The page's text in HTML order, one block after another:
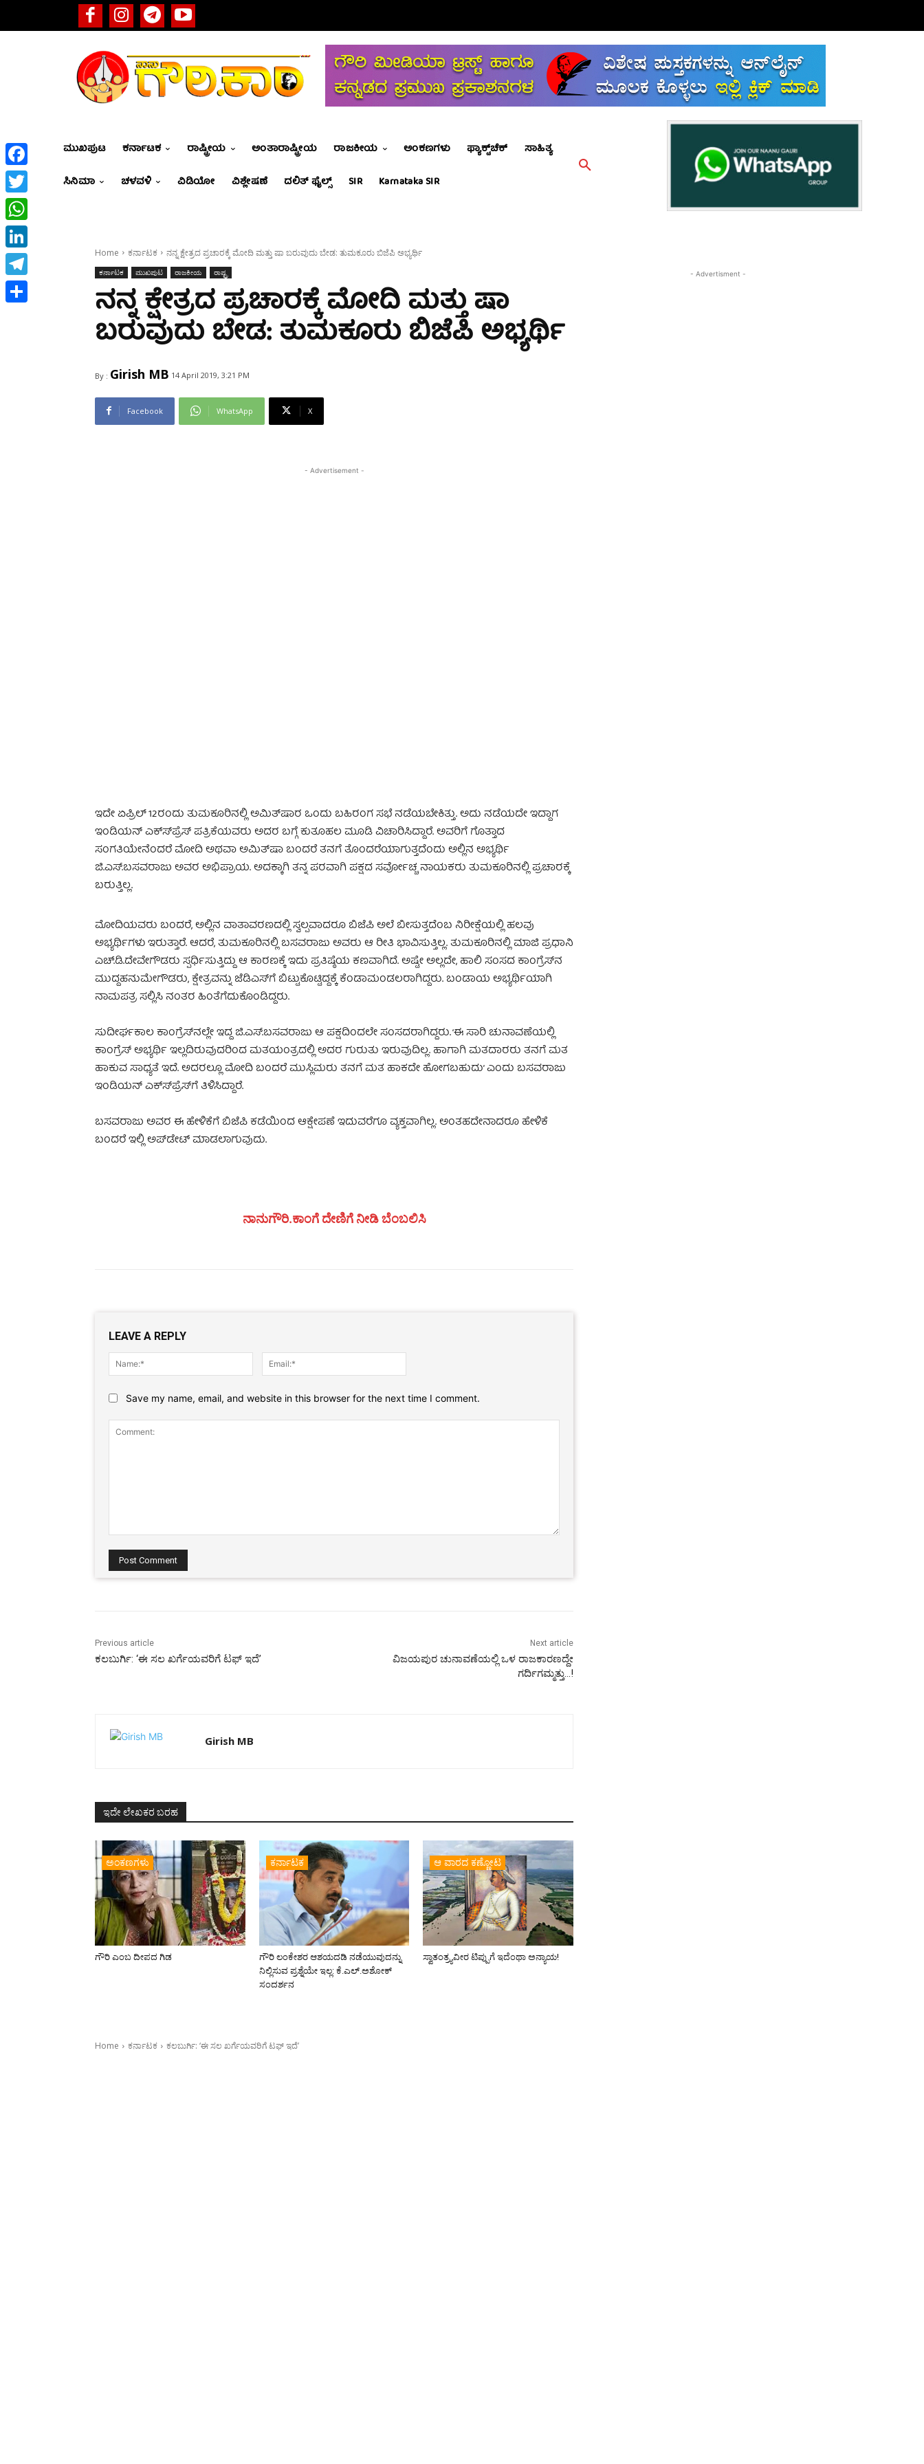
ಮುಖಪುಟ ಕರ್ನಾಟಕ ರಾಷ್ಟ್ರೀಯ ಅಂತಾರಾಷ್ಟ್ರೀಯ ರಾಜಕೀಯ ಅಂಕಣಗಳು ಫ್ಯಾಕ್ಟ್‌ಚೆಕ್
ಸಾಹಿತ್ಯ
ಸಿನಿಮಾ
ಚಳವಳಿ ವಿಡಿಯೋ ವಿಶ್ಲೇಷಣೆ ದಲಿತ್ ಫೈಲ್ಸ್ SIR Karnataka SIR
Home ಕರ್ನಾಟಕ ನನ್ನ ಕ್ಷೇತ್ರದ ಪ್ರಚಾರಕ್ಕೆ ಮೋದಿ ಮತ್ತು ಷಾ ಬರುವುದು ಬೇಡ: ತುಮಕೂರು ಬಿಜೆಪಿ ಅಭ್ಯರ್ಥಿ
ಕರ್ನಾಟಕ ಮುಖಪುಟ ರಾಜಕೀಯ ರಾಷ್ಟ್ರ
ನನ್ನ ಕ್ಷೇತ್ರದ ಪ್ರಚಾರಕ್ಕೆ ಮೋದಿ ಮತ್ತು ಷಾ
ಬರುವುದು ಬೇಡ: ತುಮಕೂರು ಬಿಜೆಪಿ ಅಭ್ಯರ್ಥಿ
By : Girish MB 14 April 2019, 3:21 PM
Facebook WhatsApp X
- Advertisement -
ಇದೇ ಏಪ್ರಿಲ್ 12ರಂದು ತುಮಕೂರಿನಲ್ಲಿ ಅಮಿತ್‍ಷಾರ ಒಂದು ಬಹಿರಂಗ ಸಭೆ ನಡೆಯಬೇಕಿತ್ತು. ಅದು ನಡೆಯದೇ ಇದ್ದಾಗ
ಇಂಡಿಯನ್ ಎಕ್ಸ್‍ಪ್ರೆಸ್ ಪತ್ರಿಕೆಯವರು ಅದರ ಬಗ್ಗೆ ಕುತೂಹಲ ಮೂಡಿ ವಿಚಾರಿಸಿದ್ದಾರೆ. ಅವರಿಗೆ ಗೊತ್ತಾದ
ಸಂಗತಿಯೇನೆಂದರೆ ಮೋದಿ ಅಥವಾ ಅಮಿತ್‍ಷಾ ಬಂದರೆ ತನಗೆ ತೊಂದರೆಯಾಗುತ್ತದೆಂದು ಅಲ್ಲಿನ ಅಭ್ಯರ್ಥಿ
ಜಿ.ಎಸ್.ಬಸವರಾಜು ಅವರ ಅಭಿಪ್ರಾಯ. ಅದಕ್ಕಾಗಿ ತನ್ನ ಪರವಾಗಿ ಪಕ್ಷದ ಸರ್ವೋಚ್ಚ ನಾಯಕರು ತುಮಕೂರಿನಲ್ಲಿ ಪ್ರಚಾರಕ್ಕೆ
ಬರುತ್ತಿಲ್ಲ.
ಮೋದಿಯವರು ಬಂದರೆ, ಅಲ್ಲಿನ ವಾತಾವರಣದಲ್ಲಿ ಸ್ವಲ್ಪವಾದರೂ ಬಿಜೆಪಿ ಅಲೆ ಬೀಸುತ್ತದೆಂಬ ನಿರೀಕ್ಷೆಯಲ್ಲಿ ಹಲವು
ಅಭ್ಯರ್ಥಿಗಳು ಇರುತ್ತಾರೆ. ಆದರೆ, ತುಮಕೂರಿನಲ್ಲಿ ಬಸವರಾಜು ಅವರು ಆ ರೀತಿ ಭಾವಿಸುತ್ತಿಲ್ಲ. ತುಮಕೂರಿನಲ್ಲಿ ಮಾಜಿ ಪ್ರಧಾನಿ
ಎಚ್.ಡಿ.ದೇವೇಗೌಡರು ಸ್ಪರ್ಧಿಸುತ್ತಿದ್ದು ಆ ಕಾರಣಕ್ಕೆ ಇದು ಪ್ರತಿಷ್ಠೆಯ ಕಣವಾಗಿದೆ. ಅಷ್ಟೇ ಅಲ್ಲದೇ, ಹಾಲಿ ಸಂಸದ ಕಾಂಗ್ರೆಸ್‍ನ
ಮುದ್ದಹನುಮೇಗೌಡರು, ಕ್ಷೇತ್ರವನ್ನು ಜೆಡಿಎಸ್‍ಗೆ ಬಿಟ್ಟುಕೊಟ್ಟಿದ್ದಕ್ಕೆ ಕೆಂಡಾಮಂಡಲರಾಗಿದ್ದರು. ಬಂಡಾಯ ಅಭ್ಯರ್ಥಿಯಾಗಿ
ನಾಮಪತ್ರ ಸಲ್ಲಿಸಿ ನಂತರ ಹಿಂತೆಗೆದುಕೊಂಡಿದ್ದರು.
ಸುದೀರ್ಘಕಾಲ ಕಾಂಗ್ರೆಸ್‍ನಲ್ಲೇ ಇದ್ದ ಜಿ.ಎಸ್.ಬಸವರಾಜು ಆ ಪಕ್ಷದಿಂದಲೇ ಸಂಸದರಾಗಿದ್ದರು. ‘ಈ ಸಾರಿ ಚುನಾವಣೆಯಲ್ಲಿ
ಕಾಂಗ್ರೆಸ್ ಅಭ್ಯರ್ಥಿ ಇಲ್ಲದಿರುವುದರಿಂದ ಮತಯಂತ್ರದಲ್ಲಿ ಅದರ ಗುರುತು ಇರುವುದಿಲ್ಲ. ಹಾಗಾಗಿ ಮತದಾರರು ತನಗೆ ಮತ
ಹಾಕುವ ಸಾಧ್ಯತೆ ಇದೆ. ಅದರಲ್ಲೂ ಮೋದಿ ಬಂದರೆ ಮುಸ್ಲಿಮರು ತನಗೆ ಮತ ಹಾಕದೇ ಹೋಗಬಹುದು’ ಎಂದು ಬಸವರಾಜು
ಇಂಡಿಯನ್ ಎಕ್ಸ್‍ಪ್ರೆಸ್‍ಗೆ ತಿಳಿಸಿದ್ದಾರೆ.
ಬಸವರಾಜು ಅವರ ಈ ಹೇಳಿಕೆಗೆ ಬಿಜೆಪಿ ಕಡೆಯಿಂದ ಆಕ್ಷೇಪಣೆ ಇದುವರೆಗೂ ವ್ಯಕ್ತವಾಗಿಲ್ಲ. ಅಂತಹದೇನಾದರೂ ಹೇಳಿಕೆ
ಬಂದರೆ ಇಲ್ಲಿ ಅಪ್‍ಡೇಟ್ ಮಾಡಲಾಗುವುದು.
ನಾನುಗೌರಿ.ಕಾಂಗೆ ದೇಣಿಗೆ ನೀಡಿ ಬೆಂಬಲಿಸಿ
LEAVE A REPLY
Name:*
Save my name, email, and website in this browser for the next time I comment.
Previous article
ಕಲಬುರ್ಗಿ: ‘ಈ ಸಲ ಖರ್ಗೆಯವರಿಗೆ ಟಫ್ ಇದೆ’
Next article
ವಿಜಯಪುರ ಚುನಾವಣೆಯಲ್ಲಿ ಒಳ ರಾಜಕಾರಣದ್ದೇ
ಗರ್ದಿಗಮ್ಮತ್ತು…!
Girish MB
ಇದೇ ಲೇಖಕರ ಬರಹ
ಅಂಕಣಗಳು
ಗೌರಿ ಎಂಬ ದೀಪದ ಗಿಡ
ಕರ್ನಾಟಕ
ಗೌರಿ ಲಂಕೇಶರ ಆಶಯದಡಿ ನಡೆಯುವುದನ್ನು
ನಿಲ್ಲಿಸುವ ಪ್ರಶ್ನೆಯೇ ಇಲ್ಲ: ಕೆ.ಎಲ್.ಅಶೋಕ್
ಸಂದರ್ಶನ
ಆ ವಾರದ ಕಣ್ಣೋಟ
ಸ್ವಾತಂತ್ರ್ಯವೀರ ಟಿಪ್ಪುಗೆ ಇದೆಂಥಾ ಅನ್ಯಾಯ!
- Advertisment -
Facebook
Twitter
WhatsApp
LinkedIn
Telegram